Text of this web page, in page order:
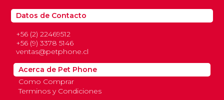
Datos de Contacto
+56 (2) 22469512
+56 (9) 3378 5146
ventas@petphone.cl
Acerca de Pet Phone
Como Comprar
Terminos y Condiciones